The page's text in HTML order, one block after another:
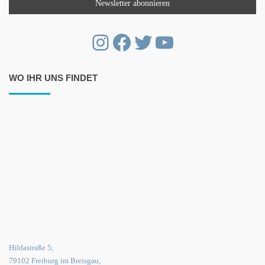
Instagram
Facebook
Twitter
YouTube
WO IHR UNS FINDET
Hildastraße 5,
79102 Freiburg im Breisgau,